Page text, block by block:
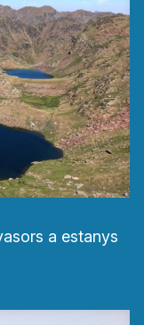
a estanys